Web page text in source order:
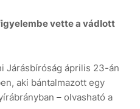
vette a vádlott
Járásbíróság április 23-án
aki bántalmazott egy
– olvasható a